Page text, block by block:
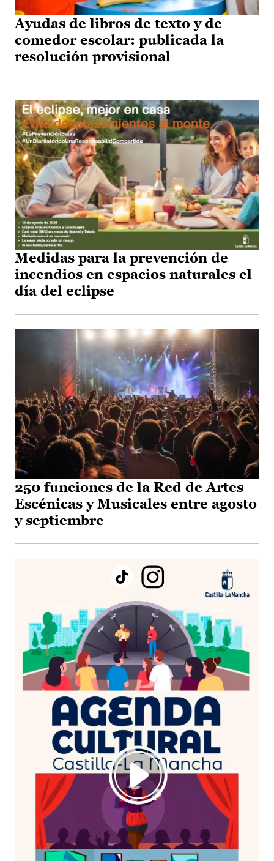
Ayudas de libros de texto y de
comedor escolar: publicada la
resolución provisional
Medidas para la prevención de
incendios en espacios naturales el
día del eclipse
250 funciones de la Red de Artes
Escénicas y Musicales entre agosto
y septiembre